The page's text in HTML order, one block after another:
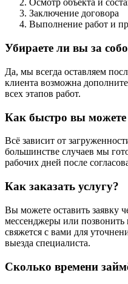
Осмотр объекта и
Заключение договора
Выполнение работ и
Убираете ли вы за
Да, мы всегда оставляем
клиента возможна
всех этапов работ.
Как быстро вы можете
Всё зависит от
большинстве случаев мы
рабочих дней после
Как заказать услугу?
Вы можете оставить заявку
мессенджеры или
свяжется с вами для
выезда специалиста.
Сколько времени